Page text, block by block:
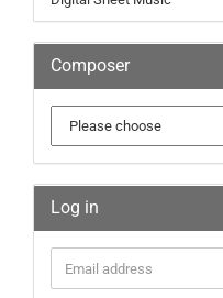
Composer
Log in